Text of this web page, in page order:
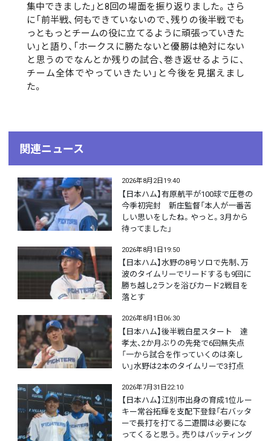
集中できました」と8回の場面を振り返りました。さら
に「前半戦、何もできていないので、残りの後半戦でも
っともっとチームの役に立てるように頑張っていきた
い」と語り、「ホークスに勝たないと優勝は絶対にない
と思うのでなんとか残りの試合、巻き返せるように、
チーム全体でやっていきたい」と今後を見据えまし
た。
関連ニュース
2026年8月2日19:40
【日本ハム】有原航平が100球で圧巻の
今季初完封 新庄監督「本人が一番苦
しい思いをしたね。やっと。3月から
待ってました」
2026年8月1日19:50
【日本ハム】水野の8号ソロで先制、万
波のタイムリーでリードするも9回に
勝ち越し2ランを浴びカード2戦目を
落とす
2026年8月1日06:30
【日本ハム】後半戦白星スタート 達
孝太、2か月ぶりの先発で6回無失点
「一から試合を作っていくのは楽し
い」水野は2本のタイムリーで3打点
2026年7月31日22:10
【日本ハム】江別市出身の育成1位ルー
キー常谷拓輝を支配下登録「右バッタ
ーで長打を打てる二遊間は必要にな
ってくると思う。売りはバッティング